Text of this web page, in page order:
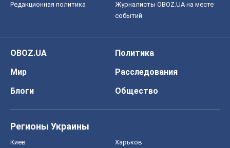
Редакционная политика
Журналисты OBOZ.UA на месте
событий
OBOZ.UA
Политика
Мир
Расследования
Блоги
Общество
Регионы Украины
Киев Харьков